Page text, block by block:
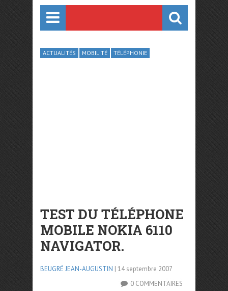
ACTUALITÉS MOBILITÉ TÉLÉPHONIE
TEST DU TÉLÉPHONE
MOBILE NOKIA 6110
NAVIGATOR.
BEUGRÉ JEAN-AUGUSTIN | 14 septembre 2007
0 COMMENTAIRES